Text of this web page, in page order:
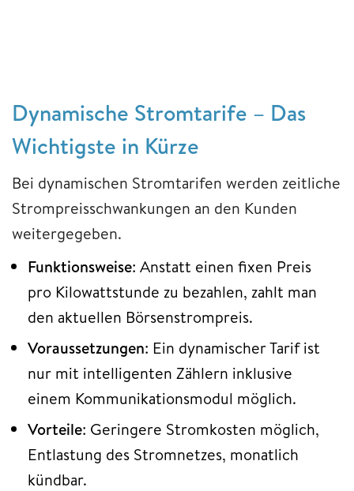
Dynamische Stromtarife – Das
Wichtigste in Kürze
Bei dynamischen Stromtarifen werden zeitliche
Strompreisschwankungen an den Kunden
weitergegeben.
Funktionsweise: Anstatt einen fixen Preis
pro Kilowattstunde zu bezahlen, zahlt man
den aktuellen Börsenstrompreis.
Voraussetzungen: Ein dynamischer Tarif ist
nur mit intelligenten Zählern inklusive
einem Kommunikationsmodul möglich.
Vorteile: Geringere Stromkosten möglich,
Entlastung des Stromnetzes, monatlich
kündbar.